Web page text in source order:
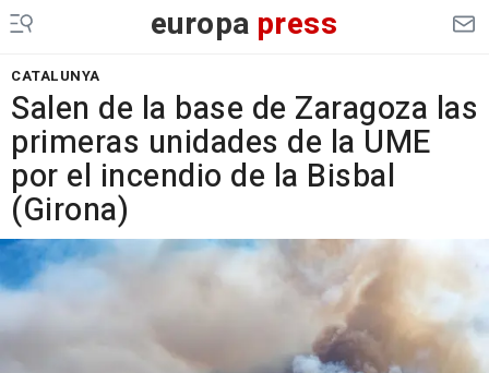
europa press
CATALUNYA
Salen de la base de Zaragoza las
primeras unidades de la UME
por el incendio de la Bisbal
(Girona)